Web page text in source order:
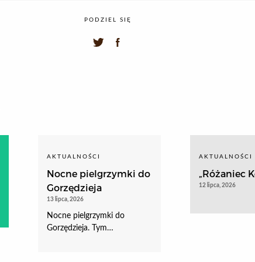
PODZIEL SIĘ
AKTUALNOŚCI
Nocne pielgrzymki do
Gorzędzieja
13 lipca, 2026
Nocne pielgrzymki do
Gorzędzieja. Tym…
AKTUALNOŚCI
„Różaniec
12 lipca, 2026